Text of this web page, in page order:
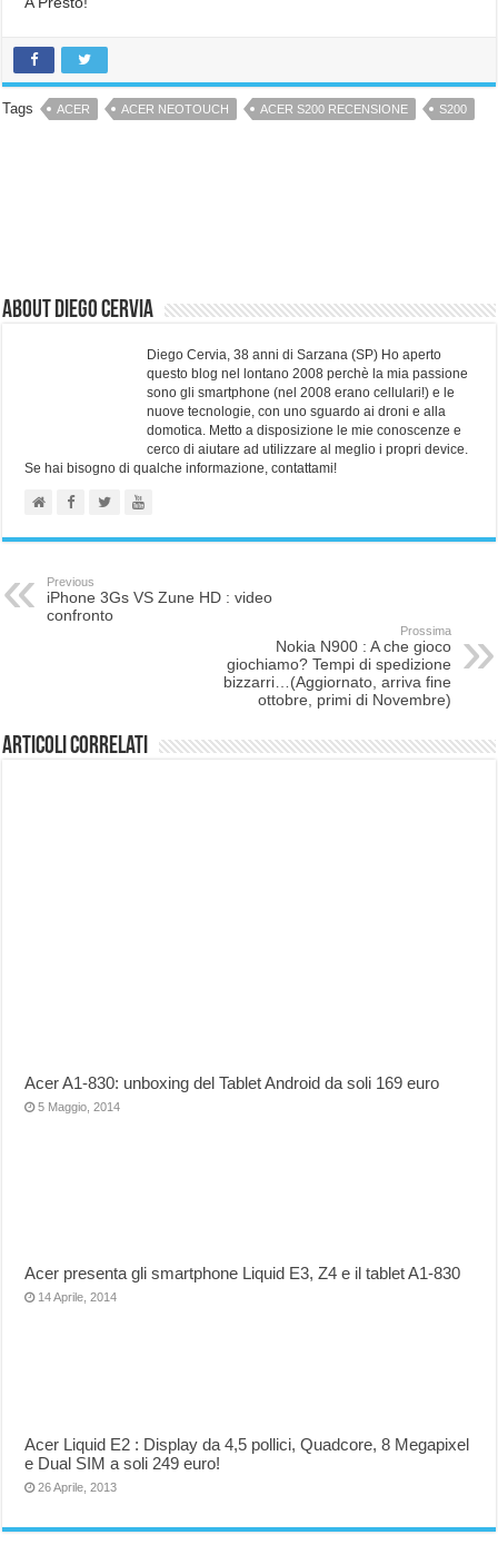
Tags ACER ACER NEOTOUCH ACER S200 RECENSIONE S200
About Diego Cervia
Diego Cervia, 38 anni di Sarzana (SP) Ho aperto
questo blog nel lontano 2008 perchè la mia passione
sono gli smartphone (nel 2008 erano cellulari!) e le
nuove tecnologie, con uno sguardo ai droni e alla
domotica. Metto a disposizione le mie conoscenze e
cerco di aiutare ad utilizzare al meglio i propri device.
Se hai bisogno di qualche informazione, contattami!
Previous
iPhone 3Gs VS Zune HD : video
confronto
Prossima
Nokia N900 : A che gioco
giochiamo? Tempi di spedizione
bizzarri…(Aggiornato, arriva fine
ottobre, primi di Novembre)
Articoli correlati
Acer A1-830: unboxing del Tablet Android da soli 169 euro
5 Maggio, 2014
Acer presenta gli smartphone Liquid E3, Z4 e il tablet A1-830
14 Aprile, 2014
Acer Liquid E2 : Display da 4,5 pollici, Quadcore, 8 Megapixel
e Dual SIM a soli 249 euro!
26 Aprile, 2013